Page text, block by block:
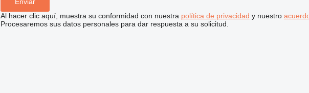
Al hacer clic aquí, muestra su conformidad con nuestra política de privacidad y nuestro
Procesaremos sus datos personales para dar respuesta a su solicitud.